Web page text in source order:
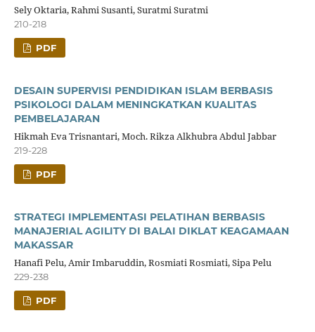
Sely Oktaria, Rahmi Susanti, Suratmi Suratmi
210-218
PDF
DESAIN SUPERVISI PENDIDIKAN ISLAM BERBASIS
PSIKOLOGI DALAM MENINGKATKAN KUALITAS
PEMBELAJARAN
Hikmah Eva Trisnantari, Moch. Rikza Alkhubra Abdul Jabbar
219-228
PDF
STRATEGI IMPLEMENTASI PELATIHAN BERBASIS
MANAJERIAL AGILITY DI BALAI DIKLAT KEAGAMAAN
MAKASSAR
Hanafi Pelu, Amir Imbaruddin, Rosmiati Rosmiati, Sipa Pelu
229-238
PDF